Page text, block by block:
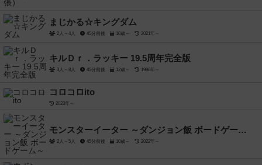
まじかる☆キングダム
2人～4人 45分前後 10歳～ 2021年～
キルＤｒ．ラッキー 19.5周年完全版
3人～8人 45分前後 12歳～ 1996年～
コロコロito
2023年～
モンスターイーター ～ダンジョン飯 ボードゲーム～
2人～5人 45分前後 10歳～ 2022年～